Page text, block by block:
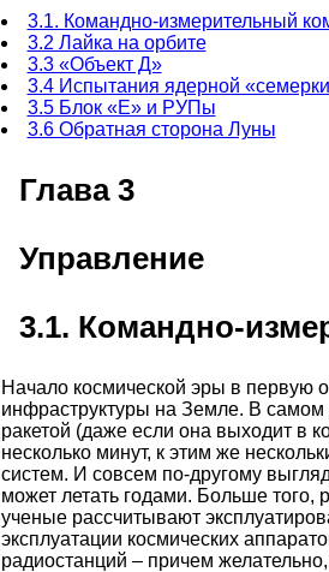
3.1. Командно-измерительный
3.2 Лайка на орбите
3.3 «Объект Д»
3.4 Испытания ядерной
3.5 Блок «Е» и РУПы
3.6 Обратная сторона Луны
Глава 3
Управление
3.1. Командно-
Начало космической эры в первую
инфраструктуры на Земле. В
ракетой (даже если она выходит в
несколько минут, к этим же
систем. И совсем по-другому
может летать годами. Больше
ученые рассчитывают
эксплуатации космических
радиостанций – причем